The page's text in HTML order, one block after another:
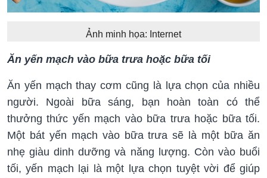
Ảnh minh họa: Internet
Ăn yến mạch vào bữa trưa hoặc bữa tối
Ăn yến mạch thay cơm cũng là lựa chọn của nhiều
người. Ngoài bữa sáng, bạn hoàn toàn có thể
thưởng thức yến mạch vào bữa trưa hoặc bữa tối.
Một bát yến mạch vào bữa trưa sẽ là một bữa ăn
nhẹ giàu dinh dưỡng và năng lượng. Còn vào buổi
tối, yến mạch lại là một lựa chọn tuyệt vời để giúp